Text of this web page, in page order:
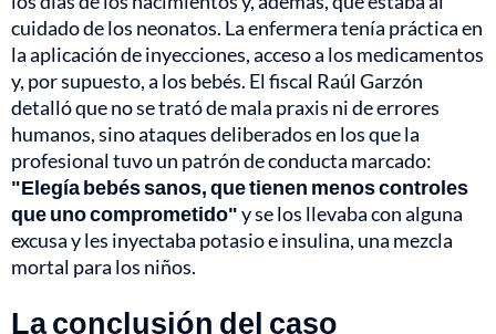
cuidado de los neonatos. La enfermera tenía práctica en
la aplicación de inyecciones, acceso a los medicamentos
y, por supuesto, a los bebés. El fiscal Raúl Garzón
detalló que no se trató de mala praxis ni de errores
humanos, sino ataques deliberados en los que la
profesional tuvo un patrón de conducta marcado:
"Elegía bebés sanos, que tienen menos controles
que uno comprometido"y se los llevaba con alguna
excusa y les inyectaba potasio e insulina, una mezcla
mortal para los niños.
La conclusión del caso